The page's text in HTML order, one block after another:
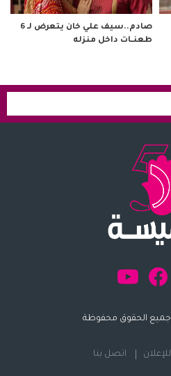
صادم..سيف علي خان يتعرض لـ 6
طعنــات داخل منزله
للإعلان اتصل بنا